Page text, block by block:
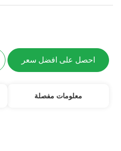
احصل على افضل سعر
معلومات مفصلة